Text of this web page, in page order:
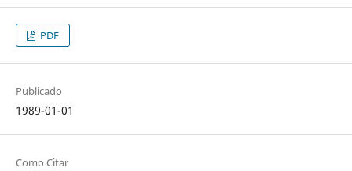
PDF
Publicado
1989-01-01
Como Citar